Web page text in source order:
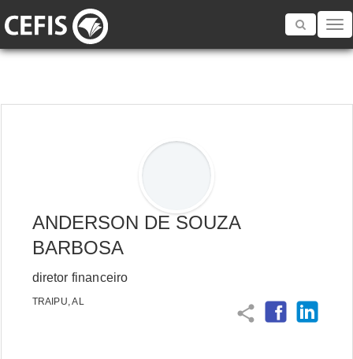
Toggle
ANDERSON DE SOUZA
BARBOSA
diretor financeiro
TRAIPU, AL
share